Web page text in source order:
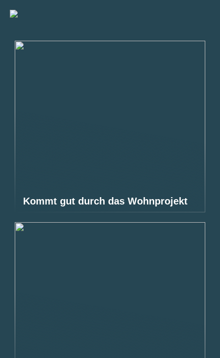
Kommt gut durch das Wohnprojekt